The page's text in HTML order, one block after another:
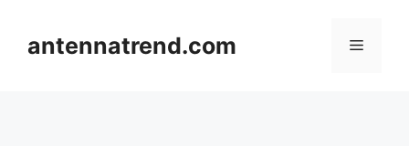
antennatrend.com 메